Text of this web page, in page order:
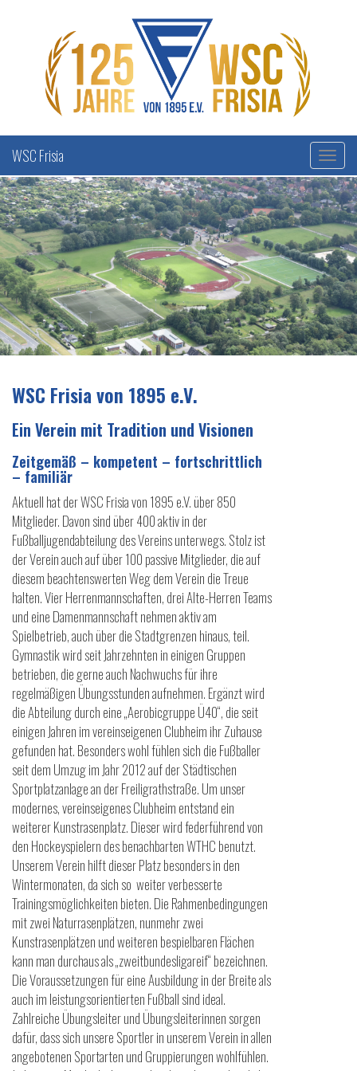
WSC Frisia
WSC Frisia von 1895 e.V.
Ein Verein mit Tradition und Visionen
Zeitgemäß – kompetent – fortschrittlich
– familiär
Aktuell hat der WSC Frisia von 1895 e.V. über 850
Mitglieder. Davon sind über 400 aktiv in der
Fußballjugendabteilung des Vereins unterwegs. Stolz ist
der Verein auch auf über 100 passive Mitglieder, die auf
diesem beachtenswerten Weg dem Verein die Treue
halten. Vier Herrenmannschaften, drei Alte-Herren Teams
und eine Damenmannschaft nehmen aktiv am
Spielbetrieb, auch über die Stadtgrenzen hinaus, teil.
Gymnastik wird seit Jahrzehnten in einigen Gruppen
betrieben, die gerne auch Nachwuchs für ihre
regelmäßigen Übungsstunden aufnehmen. Ergänzt wird
die Abteilung durch eine „Aerobicgruppe Ü40“, die seit
einigen Jahren im vereinseigenen Clubheim ihr Zuhause
gefunden hat. Besonders wohl fühlen sich die Fußballer
seit dem Umzug im Jahr 2012 auf der Städtischen
Sportplatzanlage an der Freiligrathstraße. Um unser
modernes, vereinseigenes Clubheim entstand ein
weiterer Kunstrasenplatz. Dieser wird federführend von
den Hockeyspielern des benachbarten WTHC benutzt.
Unserem Verein hilft dieser Platz besonders in den
Wintermonaten, da sich so weiter verbesserte
Trainingsmöglichkeiten bieten. Die Rahmenbedingungen
mit zwei Naturrasenplätzen, nunmehr zwei
Kunstrasenplätzen und weiteren bespielbaren Flächen
kann man durchaus als „zweitbundesligareif“ bezeichnen.
Die Voraussetzungen für eine Ausbildung in der Breite als
auch im leistungsorientierten Fußball sind ideal.
Zahlreiche Übungsleiter und Übungsleiterinnen sorgen
dafür, dass sich unsere Sportler in unserem Verein in allen
angebotenen Sportarten und Gruppierungen wohlfühlen.